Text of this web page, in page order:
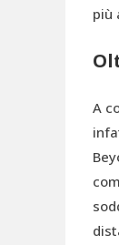
più
A